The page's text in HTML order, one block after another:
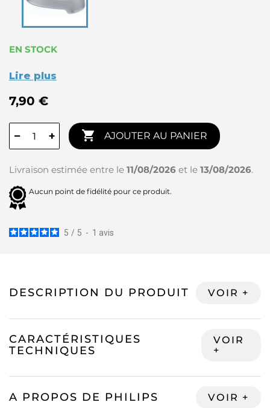
EN STOCK
Lire plus
7,90 €
− +  AJOUTER AU PANIER
Livraison estimée entre le 11/08/2026 et le 13/08/2026.
Aucun point de fidélité pour ce produit.
5 / 5 - 1 avis
DESCRIPTION DU PRODUIT
CARACTÉRISTIQUES
TECHNIQUES
A PROPOS DE PHILIPS